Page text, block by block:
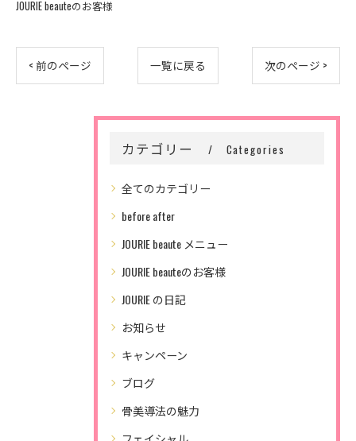
JOURIE beauteのお客様
< 前のページ 一覧に戻る 次のページ >
カテゴリー Categories
全てのカテゴリー
before after
JOURIE beaute メニュー
JOURIE beauteのお客様
JOURIE の日記
お知らせ
キャンペーン
ブログ
骨美導法の魅力